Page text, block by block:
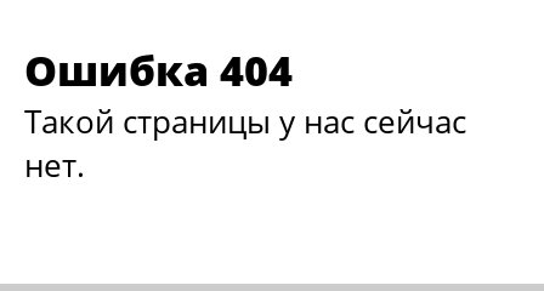
Ошибка 404
Такой страницы у нас сейчас
нет.